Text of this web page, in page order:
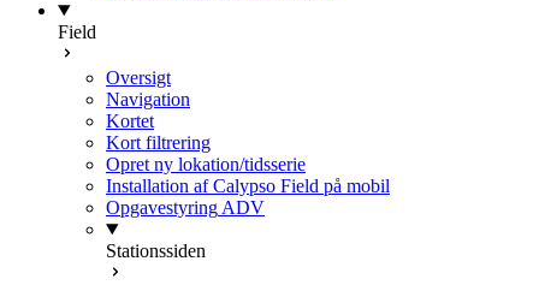
Field
Oversigt
Navigation
Kortet
Kort filtrering
Opret ny lokation/tidsserie
Installation af Calypso Field på mobil
Opgavestyring ADV
Stationssiden